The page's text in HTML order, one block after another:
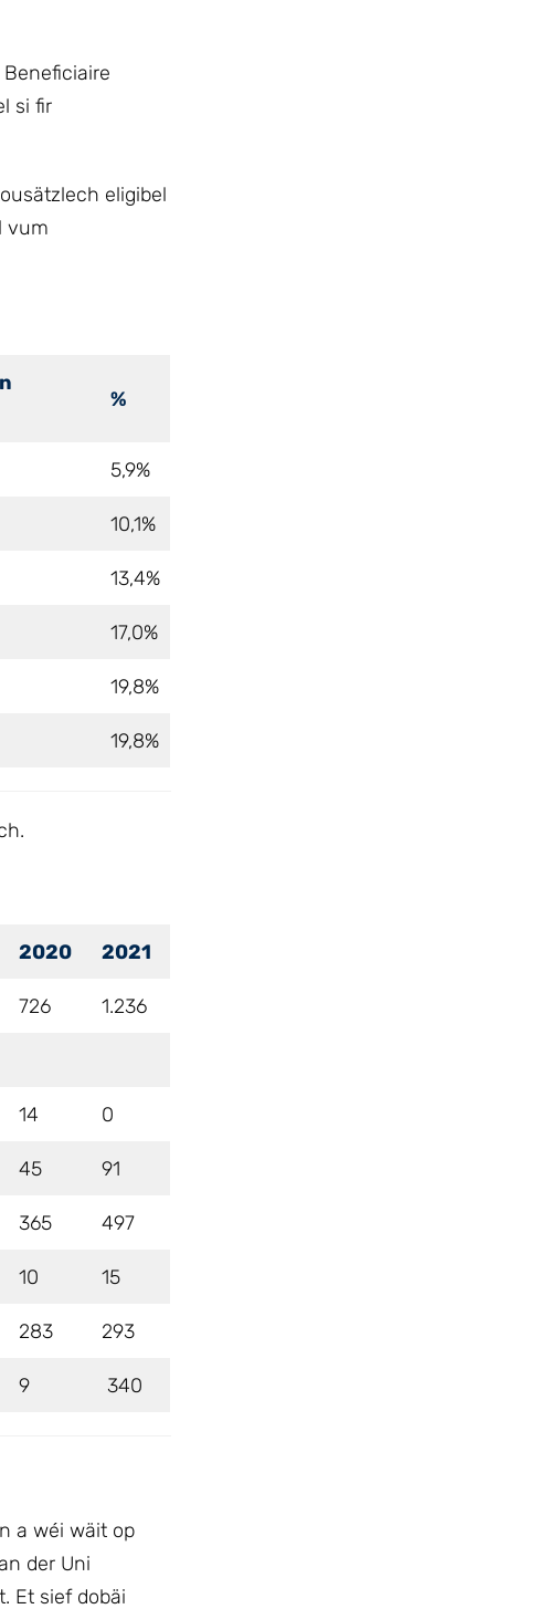
si fir
eligibel
vum
%
5,9%
10,1%
13,4%
17,0%
19,8%
19,8%
2020 2021
726 1.236
14 0
45 91
365 497
10 15
283 293
9 340
a wéi wäit op
der Uni
Et sief dobäi